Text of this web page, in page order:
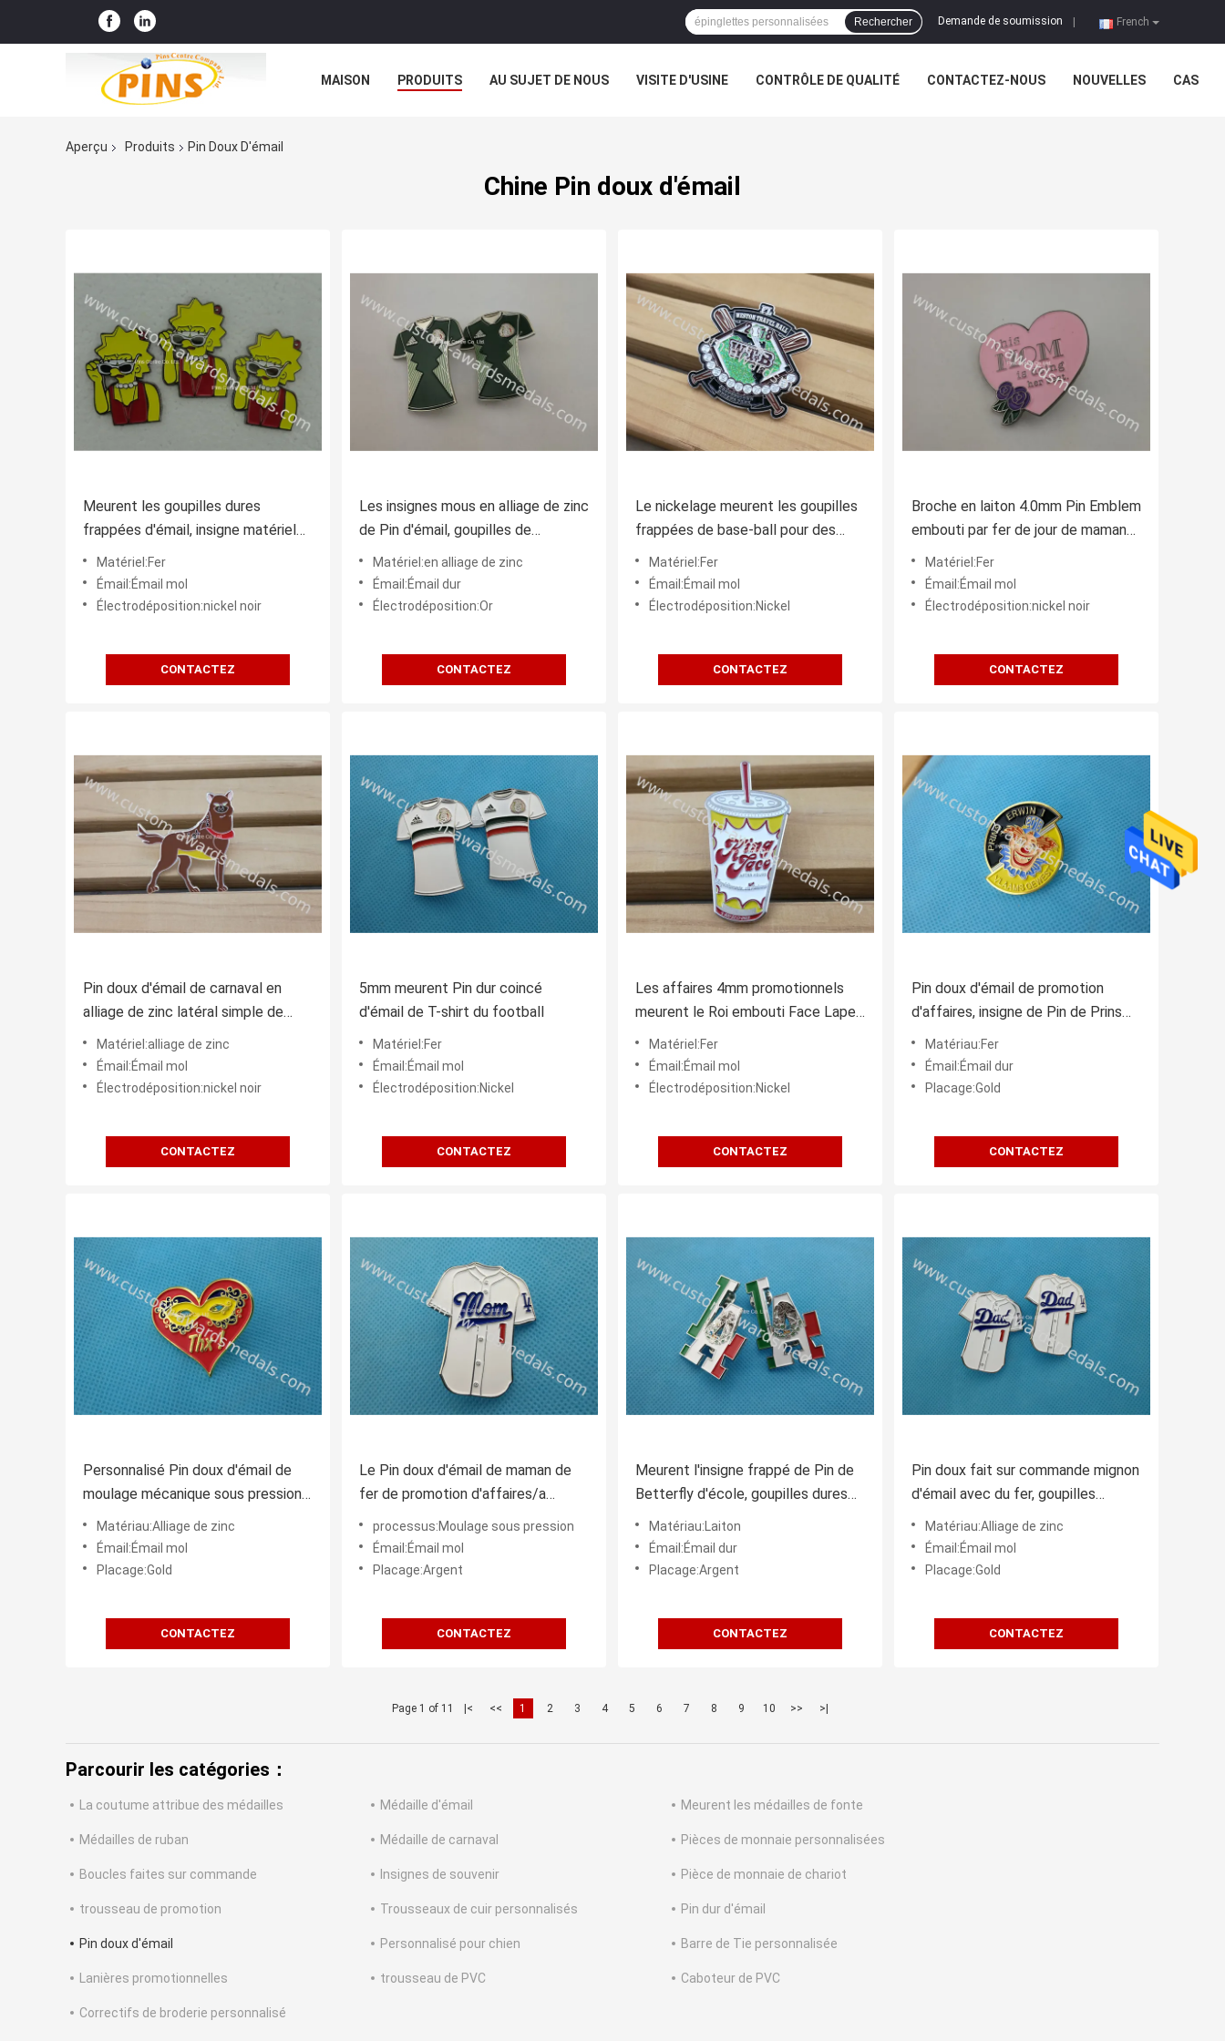
French
Demande de soumission
Rechercher
MAISON PRODUITS AU SUJET DE NOUS VISITE D'USINE CONTRÔLE DE QUALITÉ CONTACTEZ-NOUS NOUVELLES CAS
Aperçu Produits Pin Doux D'émail
Chine Pin doux d'émail
Meurent les goupilles dures
frappées d'émail, insigne matériel
en laiton d'infirmière de placage à
l'or
Matériel:Fer
Émail:Émail mol
Électrodéposition:nickel noir
CONTACTEZ
Les insignes mous en alliage de zinc
de Pin d'émail, goupilles de
Carneval Orden meurent collé
Matériel:en alliage de zinc
Émail:Émail dur
Électrodéposition:Or
CONTACTEZ
Le nickelage meurent les goupilles
frappées de base-ball pour des
cadeaux d'anniversaire
Matériel:Fer
Émail:Émail mol
Électrodéposition:Nickel
CONTACTEZ
Broche en laiton 4.0mm Pin Emblem
embouti par fer de jour de maman
d'OEM
Matériel:Fer
Émail:Émail mol
Électrodéposition:nickel noir
CONTACTEZ
Pin doux d'émail de carnaval en
alliage de zinc latéral simple de
2mmMatériel:alliage de zinc
Émail:Émail mol
Électrodéposition:nickel noir
CONTACTEZ
5mm meurent Pin dur coincé
d'émail de T-shirt du football
Matériel:Fer
Émail:Émail mol
Électrodéposition:Nickel
CONTACTEZ
Les affaires 4mm promotionnels
meurent le Roi embouti Face Lapel
PinMatériel:Fer
Émail:Émail mol
Électrodéposition:Nickel
CONTACTEZ
Pin doux d'émail de promotion
d'affaires, insigne de Pin de Prins
Erwin Carnaval meurent embouti
Matériau:Fer
Émail:Émail dur
Placage:Gold
CONTACTEZ
Personnalisé Pin doux d'émail de
moulage mécanique sous pression,
insigne époxyde de Pin d'or en
forme de coeur
Matériau:Alliage de zinc
Émail:Émail mol
Placage:Gold
CONTACTEZ
Le Pin doux d'émail de maman de
fer de promotion d'affaires/a
personnalisé des insignes de Pin en
métal
processus:Moulage sous pression
Émail:Émail mol
Placage:Argent
CONTACTEZ
Meurent l'insigne frappé de Pin de
Betterfly d'école, goupilles dures
de revers d'émail de boule de panier
Matériau:Laiton
Émail:Émail dur
Placage:Argent
CONTACTEZ
Pin doux fait sur commande mignon
d'émail avec du fer, goupilles
d'insigne de T-shirt du football
Matériau:Alliage de zinc
Émail:Émail mol
Placage:Gold
CONTACTEZ
Page 1 of 11 |< << 1 2 3 4 5 6 7 8 9 10 >> >|
Parcourir les catégories：
La coutume attribue des médailles Médaille d'émail Meurent les médailles de fonte
Médailles de ruban Médaille de carnaval Pièces de monnaie personnalisées
Boucles faites sur commande Insignes de souvenir Pièce de monnaie de chariot
trousseau de promotion Trousseaux de cuir personnalisés Pin dur d'émail
Pin doux d'émail Personnalisé pour chien Barre de Tie personnalisée
Lanières promotionnelles trousseau de PVC Caboteur de PVC
Correctifs de broderie personnalisé